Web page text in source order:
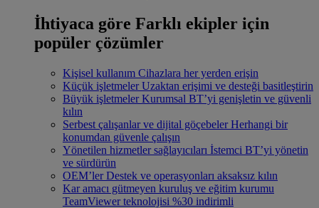
İhtiyaca göre Farklı ekipler için
popüler çözümler
Kişisel kullanım Cihazlara her yerden erişin
Küçük işletmeler Uzaktan erişimi ve desteği basitleştirin
Büyük işletmeler Kurumsal BT’yi genişletin ve güvenli
kılın
Serbest çalışanlar ve dijital göçebeler Herhangi bir
konumdan güvenle çalışın
Yönetilen hizmetler sağlayıcıları İstemci BT’yi yönetin
ve sürdürün
OEM’ler Destek ve operasyonları aksaksız kılın
Kar amacı gütmeyen kuruluş ve eğitim kurumu
TeamViewer teknolojisi %30 indirimli